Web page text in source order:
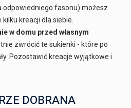
odpowiedniego fasonu) możesz
kreacji dla siebie.
w domu przed własnym
zwrócić te sukienki - które po
Pozostawić kreacje wyjątkowe i
DOBRANA